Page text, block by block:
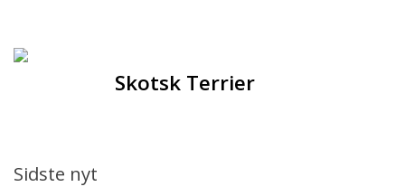
Hjem
Skotsk Terrier
Sidste nyt